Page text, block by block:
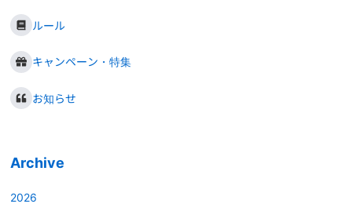
ルール
キャンペーン・特集
お知らせ
Archive
2026